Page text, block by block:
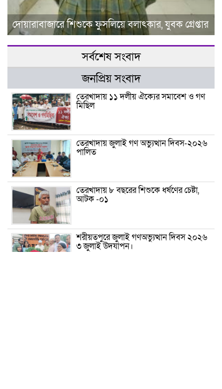
দোয়ারাবাজারে শিশুকে ফুসলিয়ে বলাৎকার, যুবক গ্রেপ্তার
সর্বশেষ সংবাদ
জনপ্রিয় সংবাদ
তেরখাদায় ১১ দলীয় ঐক্যের সমাবেশ ও গণ
মিছিল
তেরখাদায় জুলাই গণ অভ্যুত্থান দিবস-২০২৬
পালিত
তেরখাদায় ৮ বছরের শিশুকে ধর্ষণের চেষ্টা,
আটক -০১
শরীয়তপুরে জুলাই গণঅভ্যুত্থান দিবস ২০২৬
৩ জুলাই উদযাপন।